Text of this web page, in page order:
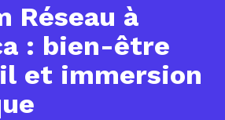
Réseau à
: bien-être
et immersion